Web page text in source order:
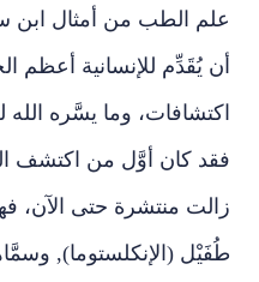
أن يُقَدِّم للإنسانية أعظم
اكتشافات، وما يسَّره
فقد كان أوَّل من اكتشف
زالت منتشرة حتى الآن،
طُفَيْل (الإنكلستوما),